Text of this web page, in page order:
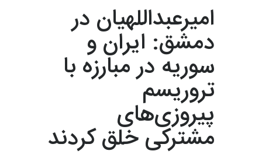
امیرعبداللهیان در
دمشق: ایران و
سوریه در مبارزه با
تروریسم
پیروزی‌های
مشترکی خلق کردند